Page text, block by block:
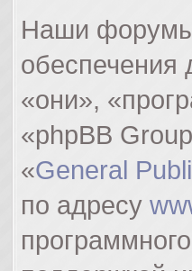
Наши форумы
обеспечения
«они»,
«phpBB
«General
по адресу